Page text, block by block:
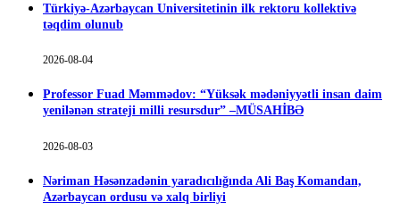
Türkiyə-Azərbaycan Universitetinin ilk rektoru kollektivə
təqdim olunub
2026-08-04
Professor Fuad Məmmədov: “Yüksək mədəniyyətli insan daim
yenilənən strateji milli resursdur” –MÜSAHİBƏ
2026-08-03
Nəriman Həsənzadənin yaradıcılığında Ali Baş Komandan,
Azərbaycan ordusu və xalq birliyi